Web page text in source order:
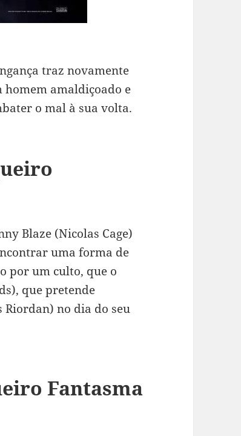
traz novamente
homem amaldiçoado e
o mal à sua volta.
Blaze (Nicolas Cage)
uma forma de
por um culto, que o
que pretende
Riordan) no dia do seu
Fantasma